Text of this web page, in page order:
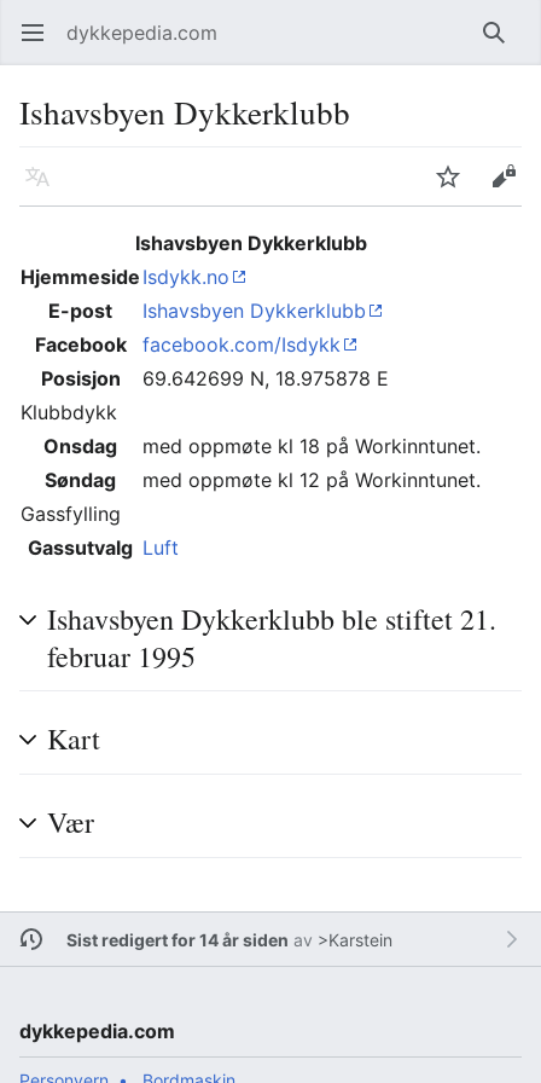
Åpne hovedmenyen dykkepedia.com Søk
Ishavsbyen Dykkerklubb
Språk Overvåk Rediger
Ishavsbyen Dykkerklubb
Hjemmeside Isdykk.no
E-post
Ishavsbyen Dykkerklubb
Facebook
facebook.com/Isdykk
Posisjon
69.642699 N, 18.975878 E
Klubbdykk
Onsdag
med oppmøte kl 18 på Workinntunet.
Søndag
med oppmøte kl 12 på Workinntunet.
Gassfylling
Gassutvalg Luft
Ishavsbyen Dykkerklubb ble stiftet 21.
februar 1995
Kart
Vær
Sist redigert for 14 år siden av >Karstein
dykkepedia.com